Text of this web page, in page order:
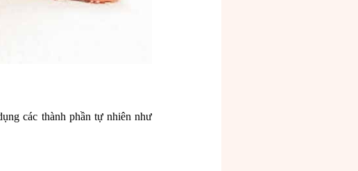
các thành phần tự nhiên như